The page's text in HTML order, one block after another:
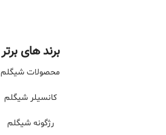
برند های برتر
محصولات شیگلم
کانسیلر شیگلم
رژگونه شیگلم